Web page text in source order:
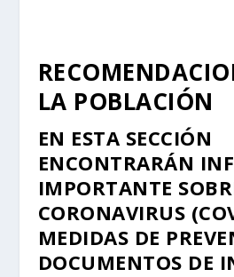
LA POBLACIÓN
EN ESTA SECCIÓN
ENCONTRARÁN
IMPORTANTE
CORONAVIRUS
MEDIDAS DE
DOCUMENTOS DE